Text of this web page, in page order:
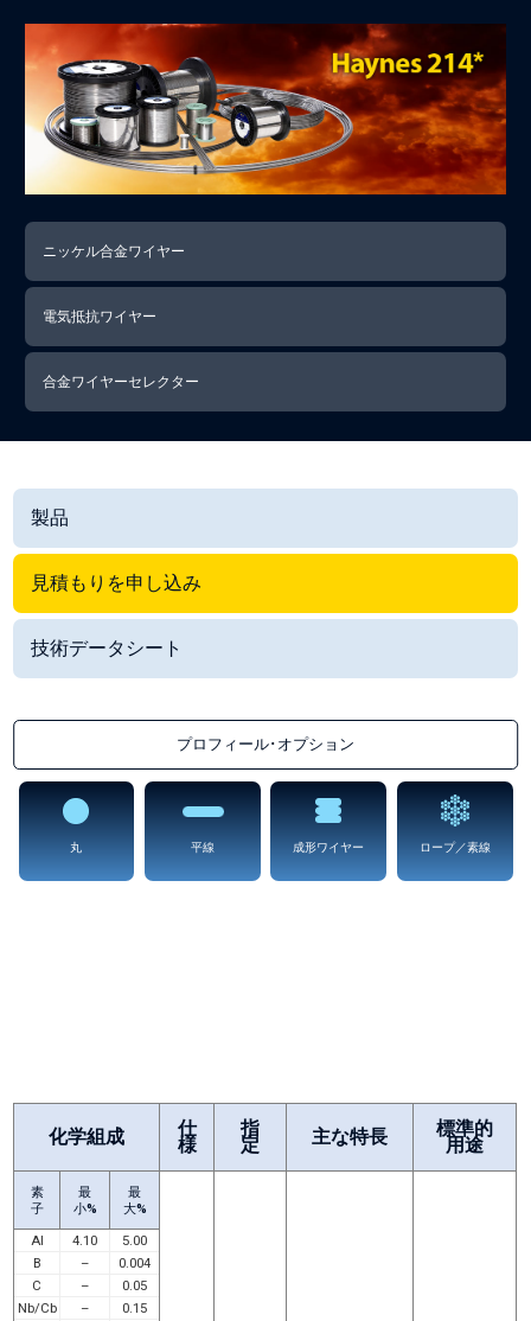
ニッケル合金ワイヤー
電気抵抗ワイヤー
合金ワイヤーセレクター
製品
見積もりを申し込み
技術データシート
プロフィール･オプション
丸 平線 成形ワイヤー ロープ／素線
化学組成 仕
様
指
定 主な特長 標準的
用途
素
子
最
小%
最
大%
Al
4.10
5.00
B
–
0.004
C
–
0.05
Nb/Cb
–
0.15